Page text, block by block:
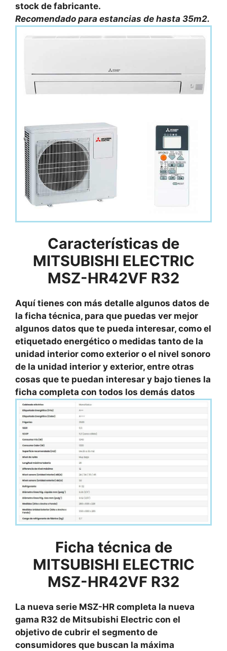
stock de fabricante.
Recomendado para estancias de hasta 35m2.
Características de
MITSUBISHI ELECTRIC
MSZ-HR42VF R32
Aquí tienes con más detalle algunos datos de
la ficha técnica, para que puedas ver mejor
algunos datos que te pueda interesar, como el
etiquetado energético o medidas tanto de la
unidad interior como exterior o el nivel sonoro
de la unidad interior y exterior, entre otras
cosas que te puedan interesar y bajo tienes la
ficha completa con todos los demás datos
Ficha técnica de
MITSUBISHI ELECTRIC
MSZ-HR42VF R32
La nueva serie MSZ-HR completa la nueva
gama R32 de Mitsubishi Electric con el
objetivo de cubrir el segmento de
consumidores que buscan la máxima